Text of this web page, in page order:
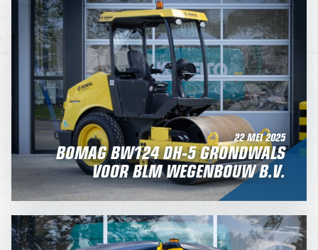
22 MEI 2025
BOMAG BW124 DH-5 GRONDWALS
VOOR BLM WEGENBOUW B.V.